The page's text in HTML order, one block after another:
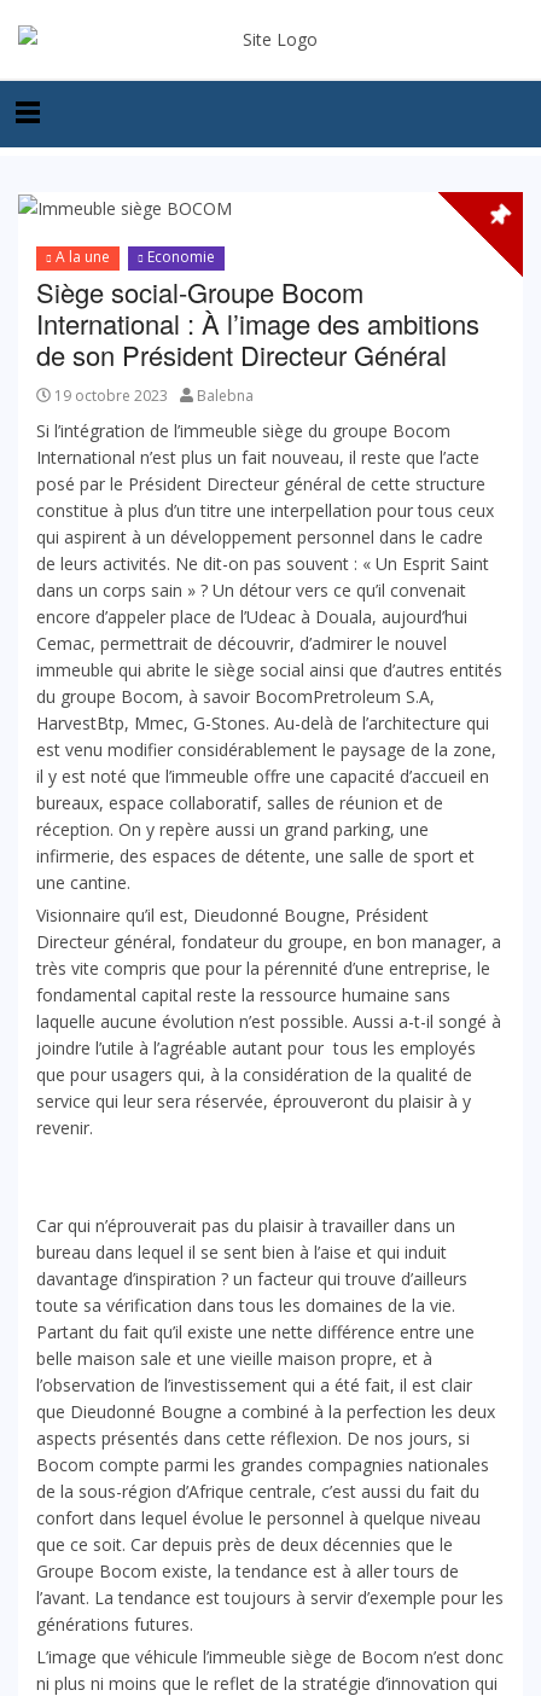
A la une Economie
Siège social-Groupe Bocom
International : À l’image des ambitions
de son Président Directeur Général
19 octobre 2023 Balebna
Si l’intégration de l’immeuble siège du groupe Bocom
International n’est plus un fait nouveau, il reste que l’acte
posé par le Président Directeur général de cette structure
constitue à plus d’un titre une interpellation pour tous ceux
qui aspirent à un développement personnel dans le cadre
de leurs activités. Ne dit-on pas souvent : « Un Esprit Saint
dans un corps sain » ? Un détour vers ce qu’il convenait
encore d’appeler place de l’Udeac à Douala, aujourd’hui
Cemac, permettrait de découvrir, d’admirer le nouvel
immeuble qui abrite le siège social ainsi que d’autres entités
du groupe Bocom, à savoir BocomPretroleum S.A,
HarvestBtp, Mmec, G-Stones. Au-delà de l’architecture qui
est venu modifier considérablement le paysage de la zone,
il y est noté que l’immeuble offre une capacité d’accueil en
bureaux, espace collaboratif, salles de réunion et de
réception. On y repère aussi un grand parking, une
infirmerie, des espaces de détente, une salle de sport et
une cantine.
Visionnaire qu’il est, Dieudonné Bougne, Président
Directeur général, fondateur du groupe, en bon manager, a
très vite compris que pour la pérennité d’une entreprise, le
fondamental capital reste la ressource humaine sans
laquelle aucune évolution n’est possible. Aussi a-t-il songé à
joindre l’utile à l’agréable autant pour tous les employés
que pour usagers qui, à la considération de la qualité de
service qui leur sera réservée, éprouveront du plaisir à y
revenir.
Car qui n’éprouverait pas du plaisir à travailler dans un
bureau dans lequel il se sent bien à l’aise et qui induit
davantage d’inspiration ? un facteur qui trouve d’ailleurs
toute sa vérification dans tous les domaines de la vie.
Partant du fait qu’il existe une nette différence entre une
belle maison sale et une vieille maison propre, et à
l’observation de l’investissement qui a été fait, il est clair
que Dieudonné Bougne a combiné à la perfection les deux
aspects présentés dans cette réflexion. De nos jours, si
Bocom compte parmi les grandes compagnies nationales
de la sous-région d’Afrique centrale, c’est aussi du fait du
confort dans lequel évolue le personnel à quelque niveau
que ce soit. Car depuis près de deux décennies que le
Groupe Bocom existe, la tendance est à aller tours de
l’avant. La tendance est toujours à servir d’exemple pour les
générations futures.
L’image que véhicule l’immeuble siège de Bocom n’est donc
ni plus ni moins que le reflet de la stratégie d’innovation qui